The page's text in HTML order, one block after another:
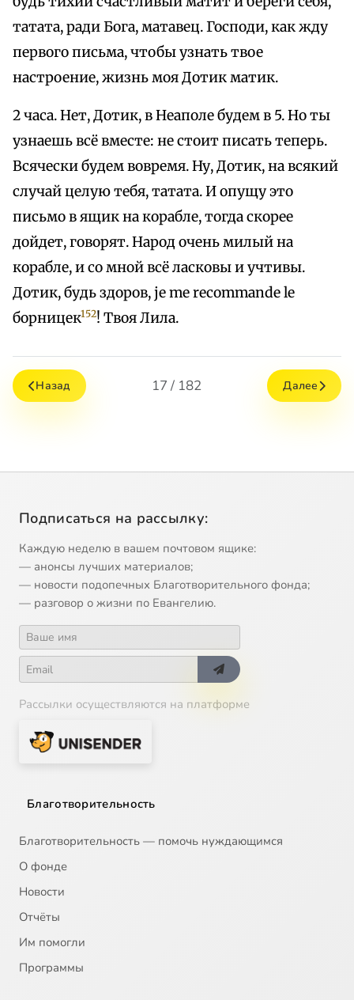
татата, ради Бога, матавец. Господи, как жду
первого письма, чтобы узнать твое
настроение, жизнь моя Дотик матик.
2 часа. Нет, Дотик, в Неаполе будем в 5. Но ты
узнаешь всё вместе: не стоит писать теперь.
Всячески будем вовремя. Ну, Дотик, на всякий
случай целую тебя, татата. И опущу это
письмо в ящик на корабле, тогда скорее
дойдет, говорят. Народ очень милый на
корабле, и со мной всё ласковы и учтивы.
Дотик, будь здоров, je me recommande le
борницек152! Твоя Лила.
Назад 17 / 182 Далее
Подписаться на рассылку:
Каждую неделю в вашем почтовом ящике:
— анонсы лучших материалов;
— новости подопечных Благотворительного фонда;
— разговор о жизни по Евангелию.
Рассылки осуществляются на платформе
Благотворительность
Благотворительность — помочь нуждающимся
О фонде
Новости
Отчёты
Им помогли
Программы